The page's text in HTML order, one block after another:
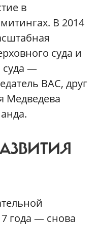
в
В 2014
суда и
суда —
ВАС, друг
Медведева
года — снова